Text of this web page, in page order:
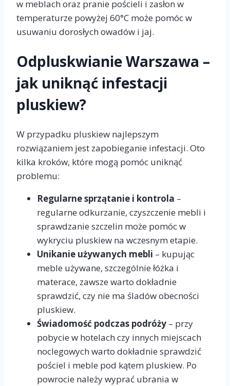
w meblach oraz pranie pościeli i zasłon w
temperaturze powyżej 60°C może pomóc w
usuwaniu dorosłych owadów i jaj.
Odpluskwianie Warszawa –
jak uniknąć infestacji
pluskiew?
W przypadku pluskiew najlepszym
rozwiązaniem jest zapobieganie infestacji. Oto
kilka kroków, które mogą pomóc uniknąć
problemu:
Regularne sprzątanie i kontrola –
regularne odkurzanie, czyszczenie mebli i
sprawdzanie szczelin może pomóc w
wykryciu pluskiew na wczesnym etapie.
Unikanie używanych mebli – kupując
meble używane, szczególnie łóżka i
materace, zawsze warto dokładnie
sprawdzić, czy nie ma śladów obecności
pluskiew.
Świadomość podczas podróży – przy
pobycie w hotelach czy innych miejscach
noclegowych warto dokładnie sprawdzić
pościel i meble pod kątem pluskiew. Po
powrocie należy wyprać ubrania w